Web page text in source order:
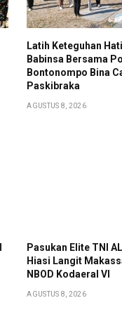
Latih Keteguhan
Babinsa Bersama
Bontonompo Bina
Paskibraka
AGUSTUS 8, 2026
Pasukan Elite TNI
Hiasi Langit
NBOD Kodaeral VI
AGUSTUS 8, 2026